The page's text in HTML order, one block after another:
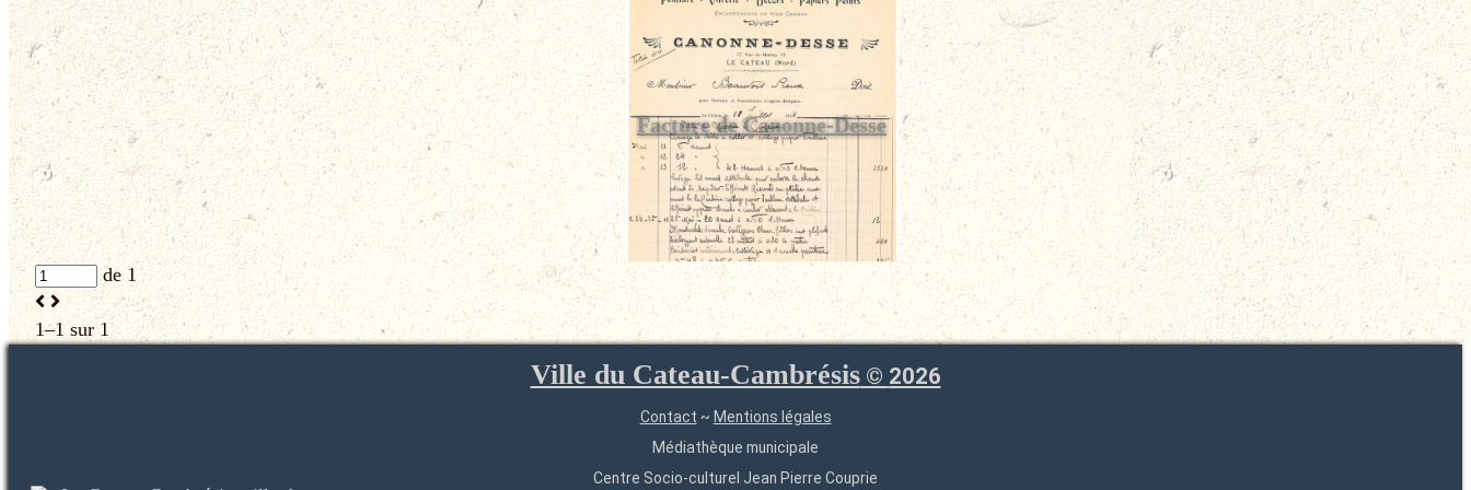
Facture de Canonne-Desse
de 1
1–1 sur 1
Ville du Cateau-Cambrésis© 2026
Contact ~ Mentions légales
Médiathèque municipale
Centre Socio-culturel Jean Pierre Couprie